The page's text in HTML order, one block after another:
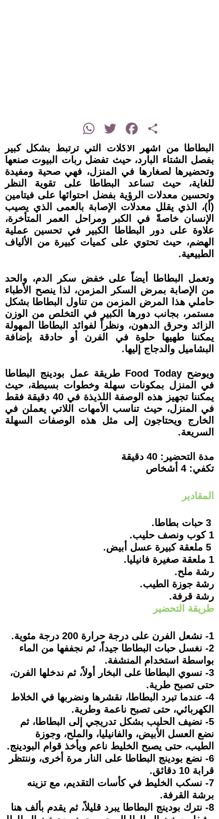
Share
Facebook
Twitter
WhatsApp
البطاطا من أشهر الأكلات التي ترتبط بشكل كبير
بفصل الشتاء البارد، حيث تفضل ربات البيوت صنعها
وتحضيرها لصغارها في المنزل، فهي صحية ومفيدة
للغاية، حيث تساعد البطاطا على تقوية النظر
وتحسين معدلات الرؤية بفضل احتوائها على فيتامين
(أ)، الذي يقلل معدلات الإصابة بالعمى الذي يصيب
الإنسان خاصةً في الكبر ومراحل العمر المتأخرة،
علاوة على دور البطاطا الكبير في تحسين عملية
الهضم، حيث تحتوي على كميات كبيرة من الألياف
الطبيعية.
وتعمل البطاطا أيضاً على خفض سكر الدم، والحد
من الإصابة بمرض السكر المزمن، لذا ينصح الأطباء
حاملي هذا المرض المزمن من تناول البطاطا بشكل
مستمر، بجانب دورها الكبير في التخلص من الوزن
الزائد وحرق الدهون، ونظراً لفوائد البطاطا المهولة
يمكننا طهيها حلوة في الفرن أو حادقة بإضافة
البشاميل والدجاج إليها.
ويوضح Food Today طريقة عمل بودينج البطاطا
في المنزل بمكونات سهلة وخطوات بسيطة، حيث
يمكننا تجهيز هذه الوصفة اللذيذة في 40 دقيقة فقط
في المنزل، حيث تناسب الأمهات اللاتي يعملن في
الخارج ويحتاجون إلى مثل هذه الوصفات السهلة
السريعة.
مدة التحضير: 40 دقيقة
تكفي: 4 أشخاص
المقادير
1 كوب ونصف حليب.
1 ملعقة صغيرة فانيليا.
رشة ملح.
رشة جوزة الطيب.
رشة قرفة.
طريقة التحضير
1- نشعل الفرن على درجة حرارة 200 درجة مئوية.
2- نغسل حبات البطاطا جيداً، ثم نجففها من الماء
بواسطة استخدام المنشفة.
3- نسوي البطاطا على البخار أولاً، ثم ندخلها الفرن،
حتى تصبح طرية.
4- عندما تبرد البطاطا، نقشرها ونضربها في الخلاط
الكهربائي، حتى تصبح ناعمة وطرية.
5- نضيف الحليب بشكل تدريجي إلى البطاطا، ثم
نضع العسل الأبيض، والفانيليا، والملح، وجوزة
الطيب، حتى يصبح الخليط ناعم ويأخذ قوام البودينج.
6- نضع بودينج البطاطا على النار مرة أخرى، وننتظر
قرابة 10 دقائق.
7- نسكب الخليط في كأسات التقديم، مع تزينه
برشة القرفة.
8- نترك بودينج البطاطا يبرد قليلاً، ثم يقدم بألف هنا